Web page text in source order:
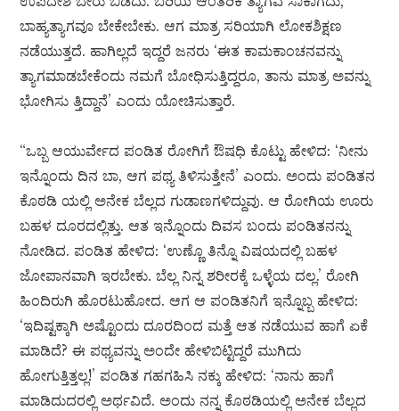
ಬಾಹ್ಯತ್ಯಾಗವೂ ಬೇಕೇಬೇಕು. ಆಗ ಮಾತ್ರ ಸರಿಯಾಗಿ ಲೋಕಶಿಕ್ಷಣ
ನಡೆಯುತ್ತದೆ. ಹಾಗಿಲ್ಲದೆ ಇದ್ದರೆ ಜನರು ‘ಈತ ಕಾಮಕಾಂಚನವನ್ನು
ತ್ಯಾಗಮಾಡಬೇಕೆಂದು ನಮಗೆ ಬೋಧಿಸುತ್ತಿದ್ದರೂ, ತಾನು ಮಾತ್ರ ಅವನ್ನು
ಭೋಗಿಸು ತ್ತಿದ್ದಾನೆ’ ಎಂದು ಯೋಚಿಸುತ್ತಾರೆ.
“ಒಬ್ಬ ಆಯುರ್ವೇದ ಪಂಡಿತ ರೋಗಿಗೆ ಔಷಧಿ ಕೊಟ್ಟು ಹೇಳಿದ: ‘ನೀನು
ಇನ್ನೊಂದು ದಿನ ಬಾ, ಆಗ ಪಥ್ಯ ತಿಳಿಸುತ್ತೇನೆ’ ಎಂದು. ಅಂದು ಪಂಡಿತನ
ಕೊಠಡಿ ಯಲ್ಲಿ ಅನೇಕ ಬೆಲ್ಲದ ಗುಡಾಣಗಳಿದ್ದುವು. ಆ ರೋಗಿಯ ಊರು
ಬಹಳ ದೂರದಲ್ಲಿತ್ತು. ಆತ ಇನ್ನೊಂದು ದಿವಸ ಬಂದು ಪಂಡಿತನನ್ನು
ನೋಡಿದ. ಪಂಡಿತ ಹೇಳಿದ: ‘ಉಣ್ಣೊ ತಿನ್ನೊ ವಿಷಯದಲ್ಲಿ ಬಹಳ
ಜೋಪಾನವಾಗಿ ಇರಬೇಕು. ಬೆಲ್ಲ ನಿನ್ನ ಶರೀರಕ್ಕೆ ಒಳ್ಳೆಯ ದಲ್ಲ.’ ರೋಗಿ
ಹಿಂದಿರುಗಿ ಹೊರಟುಹೋದ. ಆಗ ಆ ಪಂಡಿತನಿಗೆ ಇನ್ನೊಬ್ಬ ಹೇಳಿದ:
‘ಇದಿಷ್ಟಕ್ಕಾಗಿ ಅಷ್ಟೊಂದು ದೂರದಿಂದ ಮತ್ತೆ ಆತ ನಡೆಯುವ ಹಾಗೆ ಏಕೆ
ಮಾಡಿದೆ? ಈ ಪಥ್ಯವನ್ನು ಅಂದೇ ಹೇಳಿಬಿಟ್ಟಿದ್ದರೆ ಮುಗಿದು
ಹೋಗುತ್ತಿತ್ತಲ್ಲ!’ ಪಂಡಿತ ಗಹಗಹಿಸಿ ನಕ್ಕು ಹೇಳಿದ: ‘ನಾನು ಹಾಗೆ
ಮಾಡಿದುದರಲ್ಲಿ ಅರ್ಥವಿದೆ. ಅಂದು ನನ್ನ ಕೊಠಡಿಯಲ್ಲಿ ಅನೇಕ ಬೆಲ್ಲದ